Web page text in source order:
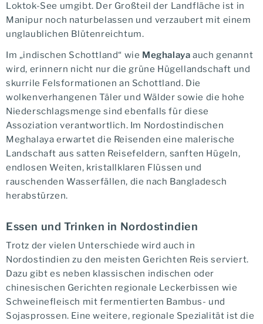
Loktok-See umgibt. Der Großteil der Landfläche ist in
Manipur noch naturbelassen und verzaubert mit einem
unglaublichen Blütenreichtum.
Im „indischen Schottland“ wie Meghalaya auch genannt
wird, erinnern nicht nur die grüne Hügellandschaft und
skurrile Felsformationen an Schottland. Die
wolkenverhangenen Täler und Wälder sowie die hohe
Niederschlagsmenge sind ebenfalls für diese
Assoziation verantwortlich. Im Nordostindischen
Meghalaya erwartet die Reisenden eine malerische
Landschaft aus satten Reisefeldern, sanften Hügeln,
endlosen Weiten, kristallklaren Flüssen und
rauschenden Wasserfällen, die nach Bangladesch
herabstürzen.
Essen und Trinken in Nordostindien
Trotz der vielen Unterschiede wird auch in
Nordostindien zu den meisten Gerichten Reis serviert.
Dazu gibt es neben klassischen indischen oder
chinesischen Gerichten regionale Leckerbissen wie
Schweinefleisch mit fermentierten Bambus- und
Sojasprossen. Eine weitere, regionale Spezialität ist die